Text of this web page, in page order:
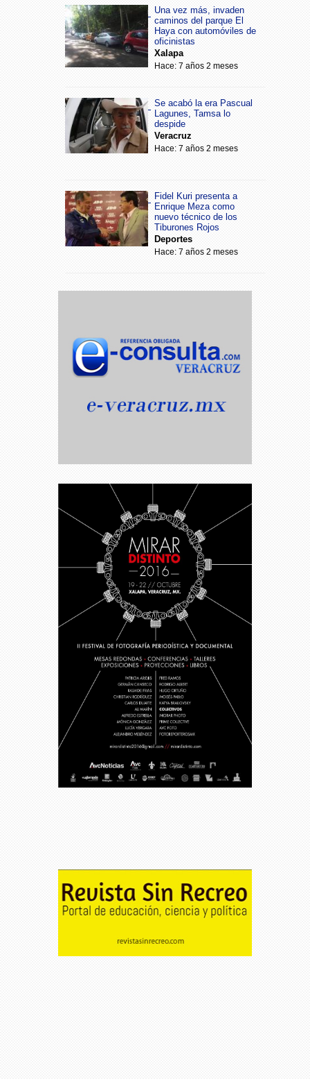
Una vez más, invaden
caminos del parque El
Haya con automóviles de
oficinistas
Xalapa
Hace: 7 años 2 meses
Se acabó la era Pascual
Lagunes, Tamsa lo
despide
Veracruz
Hace: 7 años 2 meses
Fidel Kuri presenta a
Enrique Meza como
nuevo técnico de los
Tiburones Rojos
Deportes
Hace: 7 años 2 meses